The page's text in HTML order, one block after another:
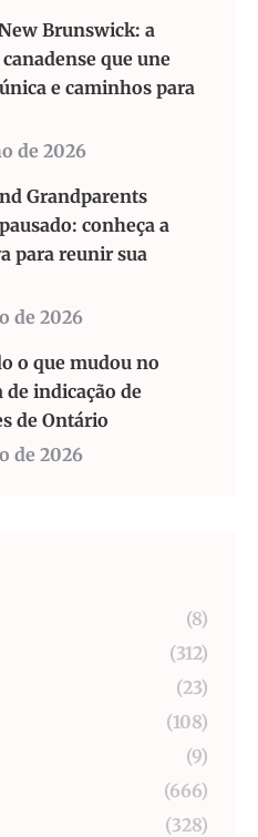
Brunswick: a
que une
e caminhos para
de 2026
Grandparents
conheça a
para reunir sua
de 2026
o que mudou no
de indicação de
de Ontário
de 2026
(8)
(312)
(23)
(108)
(9)
(666)
(328)